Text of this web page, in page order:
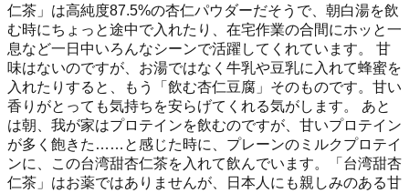
仁茶」は高純度87.5%の杏仁パウダーだそうで、朝白湯を飲
む時にちょっと途中で入れたり、在宅作業の合間にホッと一
息など一日中いろんなシーンで活躍してくれています。 甘
味はないのですが、お湯ではなく牛乳や豆乳に入れて蜂蜜を
入れたりすると、もう「飲む杏仁豆腐」そのものです。甘い
香りがとっても気持ちを安らげてくれる気がします。 あと
は朝、我が家はプロテインを飲むのですが、甘いプロテイン
が多く飽きた……と感じた時に、プレーンのミルクプロテイ
ンに、この台湾甜杏仁茶を入れて飲んでいます。「台湾甜杏
仁茶」はお薬ではありませんが、日本人にも親しみのある甘